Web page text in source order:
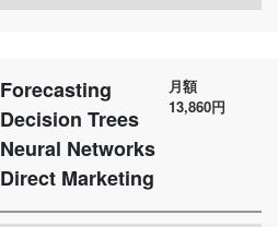
Forecasting
Decision Trees
Neural Networks
Direct Marketing
月額
13,860円